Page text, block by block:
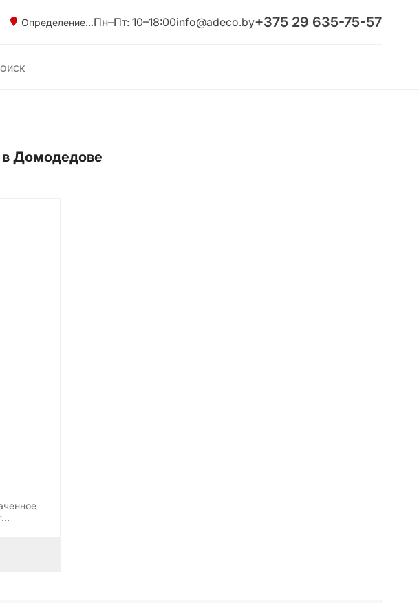
Определение...Пн–Пт: 10–18:00info@adeco.by+375 29 635-75-57
в Домодедове